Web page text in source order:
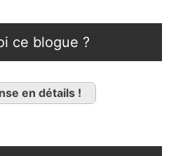
ce blogue ?
en détails !